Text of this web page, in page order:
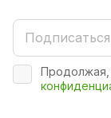
Продолжая,